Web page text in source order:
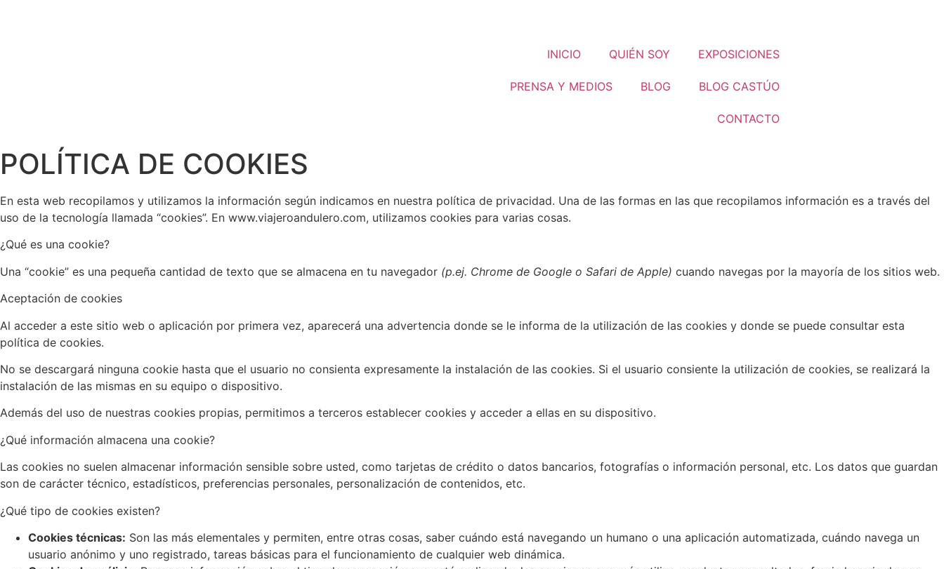
INICIO QUIÉN SOY EXPOSICIONES
PRENSA Y MEDIOS BLOG BLOG CASTÚO
CONTACTO
POLÍTICA DE COOKIES
En esta web recopilamos y utilizamos la información según indicamos en nuestra política de privacidad. Una de las formas en las que recopilamos información es a través del
uso de la tecnología llamada “cookies”. En www.viajeroandulero.com, utilizamos cookies para varias cosas.
¿Qué es una cookie?
Una “cookie” es una pequeña cantidad de texto que se almacena en tu navegador (p.ej. Chrome de Google o Safari de Apple) cuando navegas por la mayoría de los sitios web.
Aceptación de cookies
Al acceder a este sitio web o aplicación por primera vez, aparecerá una advertencia donde se le informa de la utilización de las cookies y donde se puede consultar esta
política de cookies.
No se descargará ninguna cookie hasta que el usuario no consienta expresamente la instalación de las cookies. Si el usuario consiente la utilización de cookies, se realizará la
instalación de las mismas en su equipo o dispositivo.
Además del uso de nuestras cookies propias, permitimos a terceros establecer cookies y acceder a ellas en su dispositivo.
¿Qué información almacena una cookie?
Las cookies no suelen almacenar información sensible sobre usted, como tarjetas de crédito o datos bancarios, fotografías o información personal, etc. Los datos que guardan
son de carácter técnico, estadísticos, preferencias personales, personalización de contenidos, etc.
¿Qué tipo de cookies existen?
Cookies técnicas: Son las más elementales y permiten, entre otras cosas, saber cuándo está navegando un humano o una aplicación automatizada, cuándo navega un
usuario anónimo y uno registrado, tareas básicas para el funcionamiento de cualquier web dinámica.